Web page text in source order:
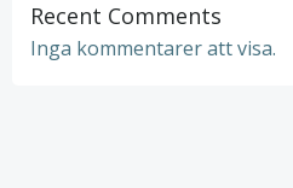
Recent Comments
Inga kommentarer att visa.